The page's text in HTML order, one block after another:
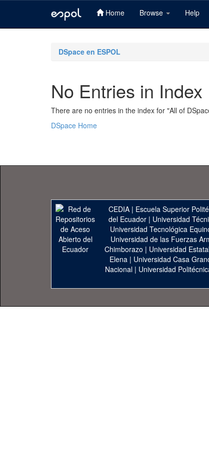
Home Browse Help
DSpace en ESPOL
No Entries in Index
There are no entries in the index for "All of
DSpace Home
CEDIA | Escuela Superior
del Ecuador| Universidad
Universidad Tecnológica
Universidad de las Fuerzas
Chimborazo | Universidad
Elena | Universidad Casa
Nacional | Universidad